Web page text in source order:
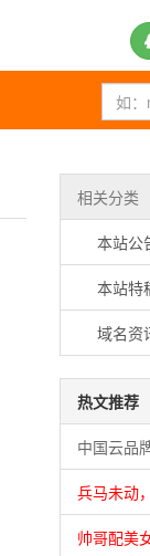
相关分类
本站公
本站特
域名资
热文推荐
中国云品
兵马未动
帅哥配美